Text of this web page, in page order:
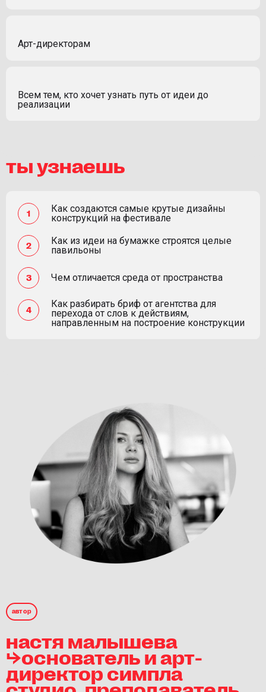
Арт-директорам
Всем тем, кто хочет узнать путь от идеи до
реализации
ты узнаешь
Как создаются самые крутые дизайны
конструкций на фестивале
Как из идеи на бумажке строятся целые
павильоны
Чем отличается среда от пространства
Как разбирать бриф от агентства для
перехода от слов к действиям,
направленным на построение конструкции
автор
настя малышева
⮡основатель и арт-
директор симпла